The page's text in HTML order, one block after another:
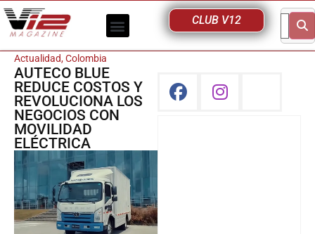
CLUB V12
Actualidad,Colombia
AUTECO BLUE
REDUCE COSTOS Y
REVOLUCIONA LOS
NEGOCIOS CON
MOVILIDAD
ELÉCTRICA